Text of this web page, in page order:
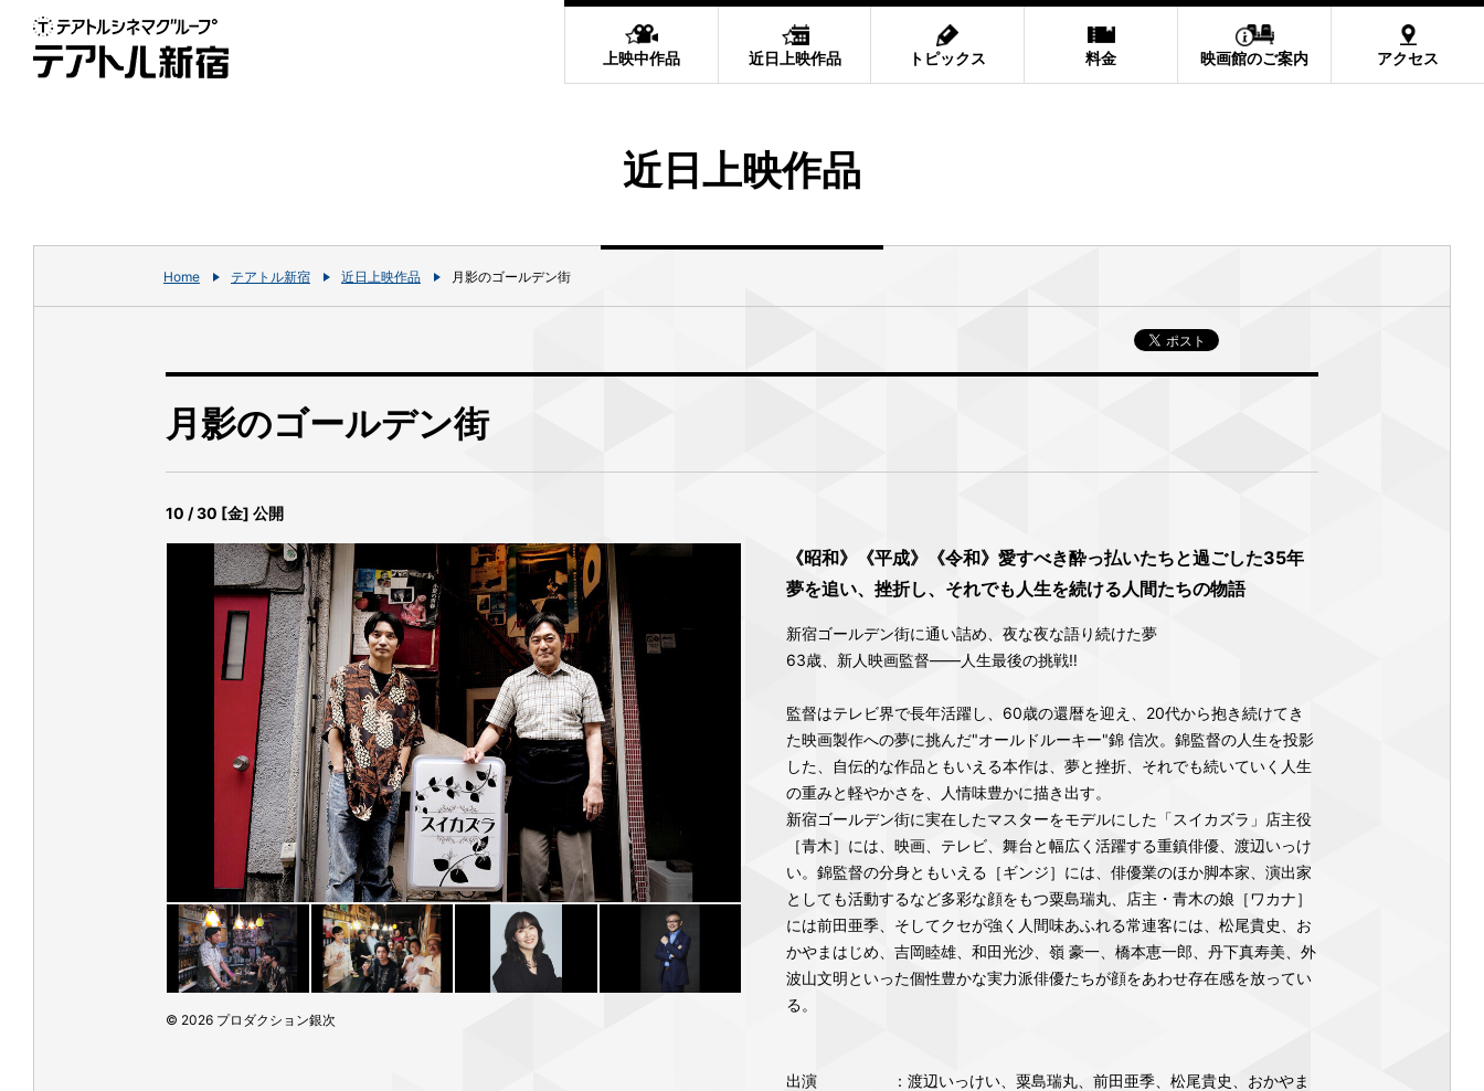
上映中作品 近日上映作品 トピックス 料金 映画館のご案内 アクセス
近日上映作品
Home テアトル新宿 近日上映作品 月影のゴールデン街
月影のゴールデン街
10 / 30 [金] 公開
© 2026 プロダクション銀次
《昭和》《平成》《令和》愛すべき酔っ払いたちと過ごした35年
夢を追い、挫折し、それでも人生を続ける人間たちの物語
新宿ゴールデン街に通い詰め、夜な夜な語り続けた夢
63歳、新人映画監督――人生最後の挑戦‼
監督はテレビ界で長年活躍し、60歳の還暦を迎え、20代から抱き続けてき
た映画製作への夢に挑んだ"オールドルーキー"錦 信次。錦監督の人生を投影
した、自伝的な作品ともいえる本作は、夢と挫折、それでも続いていく人生
の重みと軽やかさを、人情味豊かに描き出す。
新宿ゴールデン街に実在したマスターをモデルにした「スイカズラ」店主役
［青木］には、映画、テレビ、舞台と幅広く活躍する重鎮俳優、渡辺いっけ
い。錦監督の分身ともいえる［ギンジ］には、俳優業のほか脚本家、演出家
としても活動するなど多彩な顔をもつ粟島瑞丸、店主・青木の娘［ワカナ］
には前田亜季、そしてクセが強く人間味あふれる常連客には、松尾貴史、お
かやまはじめ、吉岡睦雄、和田光沙、嶺 豪一、橋本恵一郎、丹下真寿美、外
波山文明といった個性豊かな実力派俳優たちが顔をあわせ存在感を放ってい
る。
出演 ：渡辺いっけい、粟島瑞丸、前田亜季、松尾貴史、おかやま